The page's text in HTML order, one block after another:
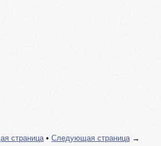
страница• Следующая страница→